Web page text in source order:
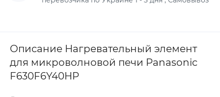
Описание Нагревательный элемент
для микроволновой печи Panasonic
F630F6Y40HP